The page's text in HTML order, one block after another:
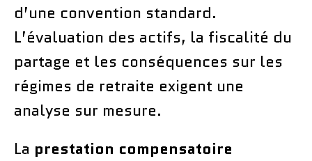
d’une convention standard.
L’évaluation des actifs, la fiscalité du
partage et les conséquences sur les
régimes de retraite exigent une
analyse sur mesure.
La prestation compensatoire